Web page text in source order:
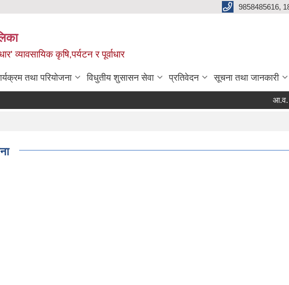
9858485616,
व्यावसायिक कृषि,पर्यटन र पूर्वाधार
तथा परियोजना विधुतीय शुसासन सेवा प्रतिवेदन सूचना तथा जानकारी
आ.व.